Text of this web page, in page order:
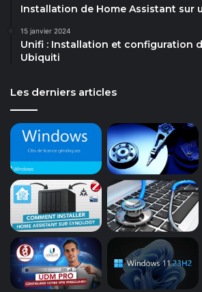
Installation de Home Assistant sur
15 janvier 2024
Unifi : Installation et configuration
Ubiquiti
Les derniers articles